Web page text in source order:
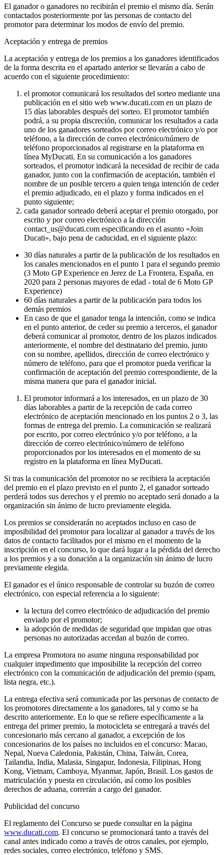
El ganador o ganadores no recibirán el premio el mismo día. Serán
contactados posteriormente por las personas de contacto del
promotor para determinar los modos de envío del premio.
Aceptación y entrega de premios
La aceptación y entrega de los premios a los ganadores identificados
de la forma descrita en el apartado anterior se llevarán a cabo de
acuerdo con el siguiente procedimiento:
el promotor comunicará los resultados del sorteo mediante una
publicación en el sitio web www.ducati.com en un plazo de
15 días laborables después del sorteo. El promotor también
podrá, a su propia discreción, comunicar los resultados a cada
uno de los ganadores sorteados por correo electrónico y/o por
teléfono, a la dirección de correo electrónico/número de
teléfono proporcionados al registrarse en la plataforma en
línea MyDucati. En su comunicación a los ganadores
sorteados, el promotor indicará la necesidad de recibir de cada
ganador, junto con la confirmación de aceptación, también el
nombre de un posible tercero a quien tenga intención de ceder
el premio adjudicado, en el plazo y forma indicados en el
punto siguiente;
cada ganador sorteado deberá aceptar el premio otorgado, por
escrito y por correo electrónico a la dirección
contact_us@ducati.com especificando en el asunto «Join
Ducati», bajo pena de caducidad, en el siguiente plazo:
30 días naturales a partir de la publicación de los resultados en
los canales mencionados en el punto 1 para el segundo premio
(3 Moto GP Experience en Jerez de La Frontera, España, en
2020 para 2 personas mayores de edad - total de 6 Moto GP
Experience)
60 días naturales a partir de la publicación para todos los
demás premios
En caso de que el ganador tenga la intención, como se indica
en el punto anterior, de ceder su premio a terceros, el ganador
deberá comunicar al promotor, dentro de los plazos indicados
anteriormente, el nombre del destinatario del premio, junto
con su nombre, apellidos, dirección de correo electrónico y
número de teléfono, para que el promotor pueda verificar la
confirmación de aceptación del premio correspondiente, de la
misma manera que para el ganador inicial.
El promotor informará a los interesados, en un plazo de 30
días laborables a partir de la recepción de cada correo
electrónico de aceptación mencionado en los puntos 2 o 3, las
formas de entrega del premio. La comunicación se realizará
por escrito, por correo electrónico y/o por teléfono, a la
dirección de correo electrónico/número de teléfono
proporcionados por los interesados en el momento de su
registro en la plataforma en línea MyDucati.
Si tras la comunicación del promotor no se recibiera la aceptación
del premio en el plazo previsto en el punto 2, el ganador sorteado
perderá todos sus derechos y el premio no aceptado será donado a la
organización sin ánimo de lucro previamente elegida.
Los premios se considerarán no aceptados incluso en caso de
imposibilidad del promotor para localizar al ganador a través de los
datos de contacto facilitados por el mismo en el momento de la
inscripción en el concurso, lo que dará lugar a la pérdida del derecho
a los premios y a su donación a la organización sin ánimo de lucro
previamente elegida.
El ganador es el único responsable de controlar su buzón de correo
electrónico, con especial referencia a lo siguiente:
la lectura del correo electrónico de adjudicación del premio
enviado por el promotor;
la adopción de medidas de seguridad que impidan que otras
personas no autorizadas accedan al buzón de correo.
La empresa Promotora no asume ninguna responsabilidad por
cualquier impedimento que imposibilite la recepción del correo
electrónico con la comunicación de adjudicación del premio (spam,
lista negra, etc.).
La entrega efectiva será comunicada por las personas de contacto de
los promotores directamente a los ganadores, tal y como se ha
descrito anteriormente. En lo que se refiere específicamente a la
entrega del primer premio, la motocicleta se entregará a través del
concesionario más cercano al ganador, a excepción de los
concesionarios de los países no incluidos en el concurso: Macao,
Nepal, Nueva Caledonia, Pakistán, China, Taiwán, Corea,
Tailandia, India, Malasia, Singapur, Indonesia, Filipinas, Hong
Kong, Vietnam, Camboya, Myanmar, Japón, Brasil. Los gastos de
matriculación y puesta en circulación, así como los posibles
derechos de aduana, correrán a cargo del ganador.
Publicidad del concurso
El reglamento del Concurso se puede consultar en la página
www.ducati.com. El concurso se promocionará tanto a través del
canal antes indicado como a través de otros canales, por ejemplo,
redes sociales, correo electrónico, teléfono y SMS.